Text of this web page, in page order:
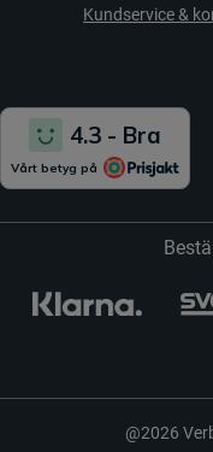
Kundservice &
@2026